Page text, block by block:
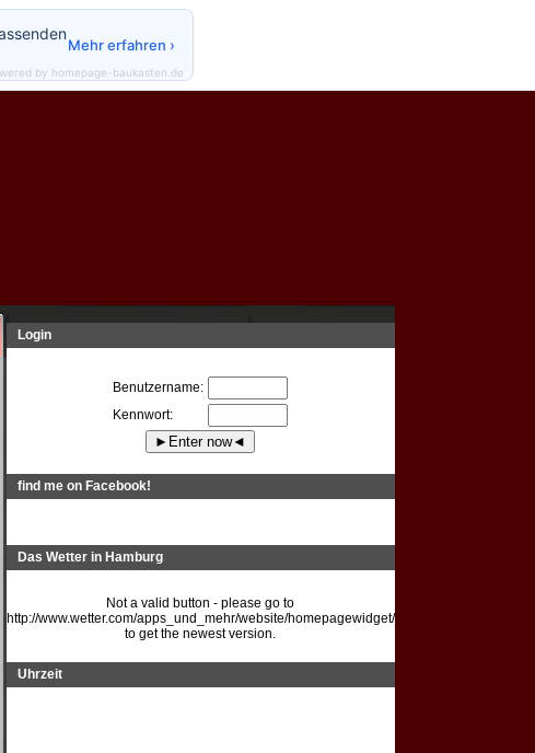
Login
Benutzername:
Kennwort:
find me on Facebook!
Das Wetter in Hamburg
Not a valid button - please go to
http://www.wetter.com/apps_und_mehr/website/homepagewidget/
to get the newest version.
Uhrzeit
Mehr erfahren ›
by homepage-baukasten.de